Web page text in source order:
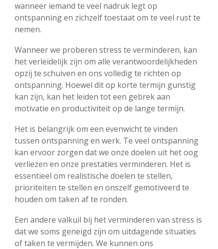
wanneer iemand te veel nadruk legt op
ontspanning en zichzelf toestaat om te veel rust te
nemen.
Wanneer we proberen stress te verminderen, kan
het verleidelijk zijn om alle verantwoordelijkheden
opzij te schuiven en ons volledig te richten op
ontspanning. Hoewel dit op korte termijn gunstig
kan zijn, kan het leiden tot een gebrek aan
motivatie en productiviteit op de lange termijn.
Het is belangrijk om een evenwicht te vinden
tussen ontspanning en werk. Te veel ontspanning
kan ervoor zorgen dat we onze doelen uit het oog
verliezen en onze prestaties verminderen. Het is
essentieel om realistische doelen te stellen,
prioriteiten te stellen en onszelf gemotiveerd te
houden om taken af ​​te ronden.
Een andere valkuil bij het verminderen van stress is
dat we soms geneigd zijn om uitdagende situaties
of taken te vermijden. We kunnen ons